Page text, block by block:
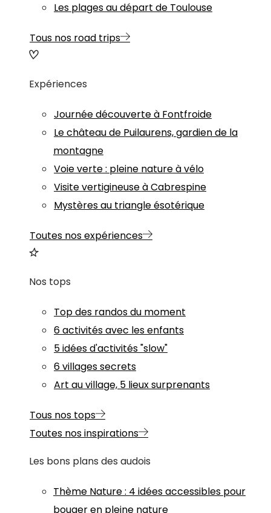
Les plages au départ de Toulouse
Tous nos road trips
Expériences
Journée découverte à Fontfroide
Le château de Puilaurens, gardien de la
montagne
Voie verte : pleine nature à vélo
Visite vertigineuse à Cabrespine
Mystères au triangle ésotérique
Toutes nos expériences
Nos tops
Top des randos du moment
6 activités avec les enfants
5 idées d'activités "slow"
6 villages secrets
Art au village, 5 lieux surprenants
Tous nos tops
Toutes nos inspirations
Les bons plans des audois
Thème Nature: 4 idées accessibles pour
bouger en pleine nature